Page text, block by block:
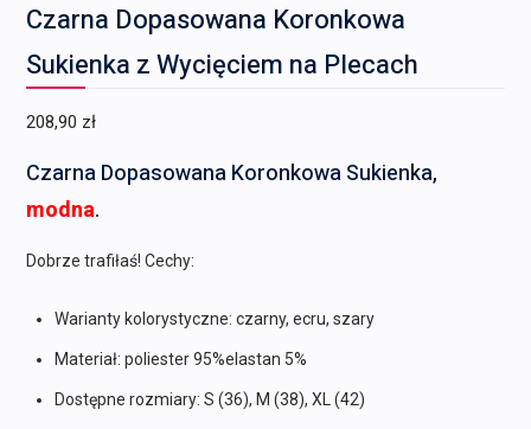
Czarna Dopasowana Koronkowa
Sukienka z Wycięciem na Plecach
208,90 zł
Czarna Dopasowana Koronkowa Sukienka,
modna.
Dobrze trafiłaś! Cechy:
Warianty kolorystyczne: czarny, ecru, szary
Materiał: poliester 95%elastan 5%
Dostępne rozmiary: S (36), M (38), XL (42)